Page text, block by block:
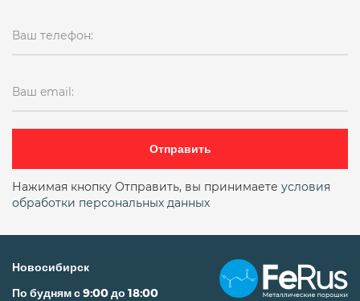
Ваш телефон:
Ваш email:
Отправить
Нажимая кнопку Отправить, вы принимаете условия
обработки персональных данных
Новосибирск
По будням с 9:00 до 18:00